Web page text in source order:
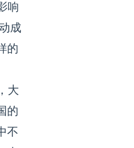
响
成
的
大
的
不